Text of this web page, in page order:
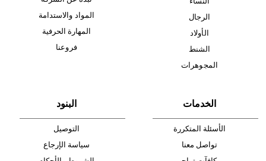
المنتجات والتخفيضات.
لأقسام
نبذة عن الشركة